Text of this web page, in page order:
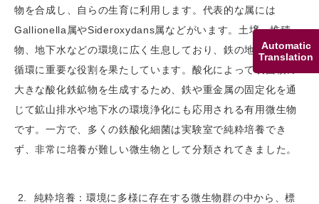
Automatic
Translation
物を合成し、自らの生育に利用します。代表的な属には
Gallionella属やSideroxydans属などがいます。土壌、堆積
物、地下水などの環境に広く生息しており、鉄の地球化学的
循環に重要な役割を果たしています。酸化によって表面積の
大きな酸化鉄鉱物を生成するため、鉄や重金属の固定化を通
じて鉱山排水や地下水の環境浄化にも応用される有用微生物
です。一方で、多くの鉄酸化細菌は実験室で純粋培養でき
ず、非常に培養が難しい微生物として分類されてきました。
2. 純粋培養：環境に多様に存在する微生物群の中から、標